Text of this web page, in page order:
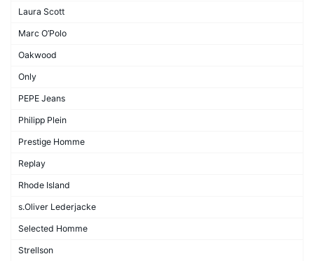
Laura Scott
Marc O’Polo
Oakwood
Only
PEPE Jeans
Philipp Plein
Prestige Homme
Replay
Rhode Island
s.Oliver Lederjacke
Selected Homme
Strellson